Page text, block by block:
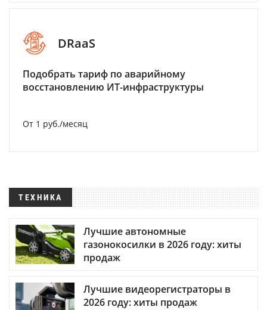
DRaaS
Подобрать тариф по аварийному
восстановлению ИТ-инфраструктуры
От 1 руб./месяц
ТЕХНИКА
Лучшие автономные
газонокосилки в 2026 году: хиты
продаж
Лучшие видеорегистраторы в
2026 году: хиты продаж